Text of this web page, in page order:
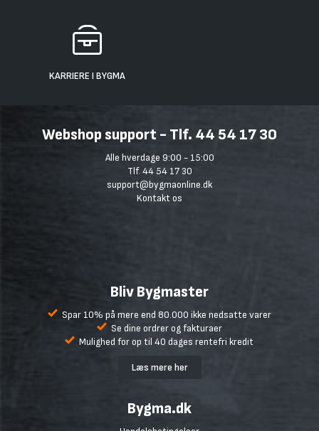
KARRIERE I BYGMA
Webshop support - Tlf. 44 54 17 30
Alle hverdage 9:00 - 15:00
Tlf. 44 54 17 30
support@bygmaonline.dk
Kontakt os
Bliv Bygmaster
Spar 10% på mere end 80.000 ikke nedsatte varer
Se dine ordrer og fakturaer
Mulighed for op til 40 dages rentefri kredit
Læs mere her
Bygma.dk